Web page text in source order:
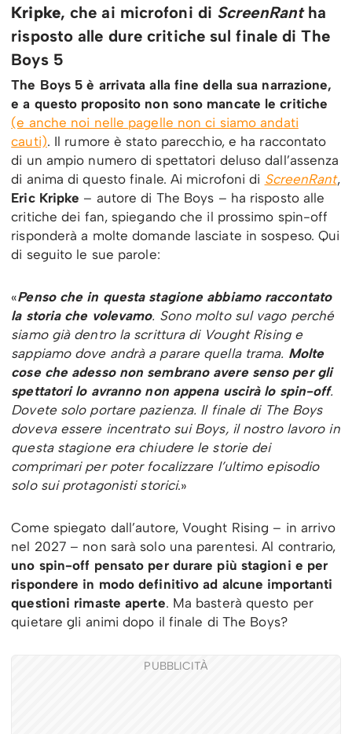
Kripke, che ai microfoni di ScreenRantha
risposto alle dure critiche sul finale di The
Boys 5
The Boys 5 è arrivata alla fine della sua narrazione,
e a questo proposito non sono mancate le critiche
(e anche noi nelle pagelle non ci siamo andati
cauti). Il rumore è stato parecchio, e ha raccontato
di un ampio numero di spettatori deluso dall’assenza
di anima di questo finale. Ai microfoni di ScreenRant,
Eric Kripke – autore di The Boys – ha risposto alle
critiche dei fan, spiegando che il prossimo spin-off
risponderà a molte domande lasciate in sospeso. Qui
di seguito le sue parole:
«Penso che in questa stagione abbiamo raccontato
la storia che volevamo. Sono molto sul vago perché
siamo già dentro la scrittura di Vought Rising e
sappiamo dove andrà a parare quella trama. Molte
cose che adesso non sembrano avere senso per gli
spettatori lo avranno non appena uscirà lo spin-off.
Dovete solo portare pazienza. Il finale di The Boys
doveva essere incentrato sui Boys, il nostro lavoro in
questa stagione era chiudere le storie dei
comprimari per poter focalizzare l’ultimo episodio
solo sui protagonisti storici.»
Come spiegato dall’autore, Vought Rising – in arrivo
nel 2027 – non sarà solo una parentesi. Al contrario,
uno spin-off pensato per durare più stagioni e per
rispondere in modo definitivo ad alcune importanti
questioni rimaste aperte. Ma basterà questo per
quietare gli animi dopo il finale di The Boys?
PUBBLICITÀ